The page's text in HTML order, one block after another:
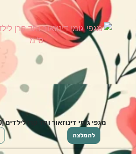
מגפי גומי דינוזאור וחד קרן לילדים |14-20 ס"מ
להמלצה